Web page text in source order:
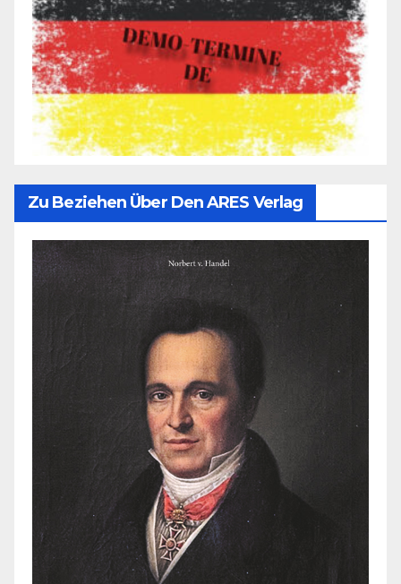
Zu Beziehen Über Den ARES Verlag